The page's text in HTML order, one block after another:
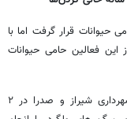
حیوانات قرار گرفت اما با
از این فعالین حامی حیوانات
فرماندار شیراز در ادامه بیان کرد: در حال حاضر شهرداری شیراز و صدرا در ۲